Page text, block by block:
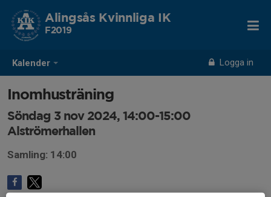
Kalender Logga in
Alingsås Kvinnliga IK
F2019
Inomhusträning
Söndag 3 nov 2024, 14:00-15:00
Alströmerhallen
Samling: 14:00